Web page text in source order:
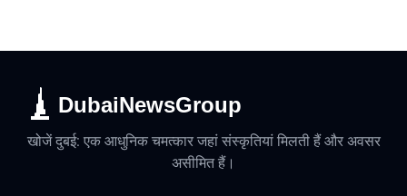
DubaiNewsGroup
खोजें दुबई: एक आधुनिक चमत्कार जहां संस्कृतियां मिलती हैं और अवसर
असीमित हैं।